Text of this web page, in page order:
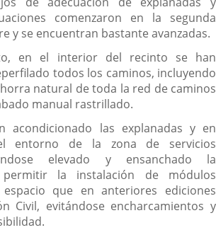
comenzaron en la segunda
y se encuentran bastante avanzadas.
en el interior del recinto se han
todos los caminos, incluyendo
natural de toda la red de caminos
manual rastrillado.
acondicionado las explanadas y en
entorno de la zona de servicios
elevado y ensanchado la
la instalación de módulos
que en anteriores ediciones
Civil, evitándose encharcamientos y